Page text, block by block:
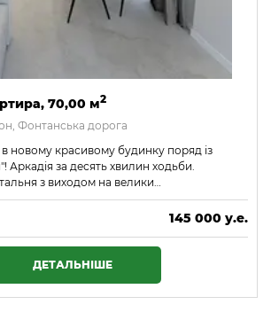
70,00 м2
Фонтанська дорога
новому красивому будинку поряд із
за десять хвилин ходьби.
з виходом на велики…
145 000 у.е.
6 235 000 ₴
ДЕТАЛЬНІШЕ